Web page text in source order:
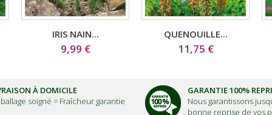
IRIS NAIN...
9,99 €
QUENOUILLE...
11,75 €
À DOMICILE
soigné = Fraîcheur garantie
GARANTIE 100%
Nous garantissons
bonne reprise de vos